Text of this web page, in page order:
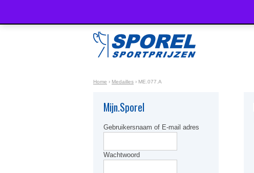
Home › Medailles › ME.077.A
Mijn.Sporel
Gebruikersnaam of E-mail adres
Wachtwoord